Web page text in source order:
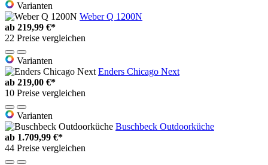
Varianten
Weber Q 1200N
ab 219,99 €*
22 Preise vergleichen
Varianten
Enders Chicago Next
ab 219,00 €*
10 Preise vergleichen
Varianten
Buschbeck Outdoorküche
ab 1.709,99 €*
44 Preise vergleichen